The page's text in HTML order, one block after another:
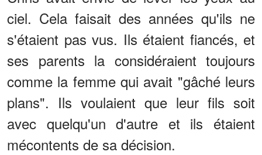
ciel. Cela faisait des années qu'ils ne
s'étaient pas vus. Ils étaient fiancés, et
ses parents la considéraient toujours
comme la femme qui avait "gâché leurs
plans". Ils voulaient que leur fils soit
avec quelqu'un d'autre et ils étaient
mécontents de sa décision.